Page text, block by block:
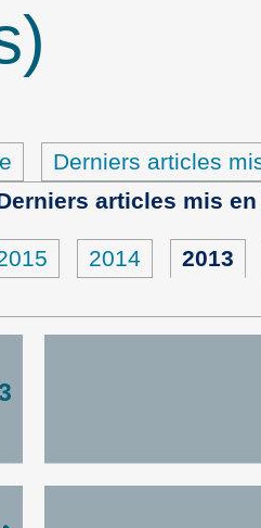
Derniers articles
articles mis
2014 2013